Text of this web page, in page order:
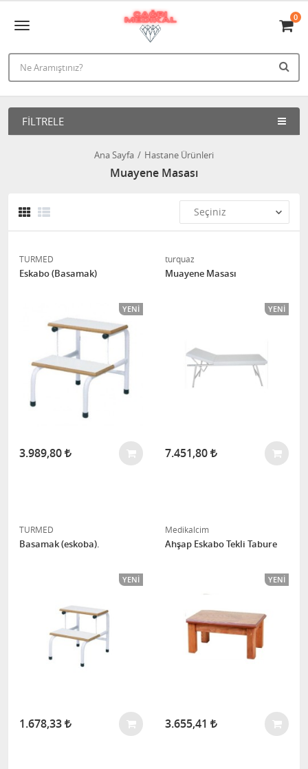
0
FILTRELE
Ana Sayfa Hastane Ürünleri
Muayene Masası
TURMED
Eskabo (Basamak)
YENI
3.989,80
turquaz
Muayene Masası
YENI
7.451,80
TURMED
Basamak (eskoba).
YENI
1.678,33
Medikalcim
Ahşap Eskabo Tekli Tabure
YENI
3.655,41